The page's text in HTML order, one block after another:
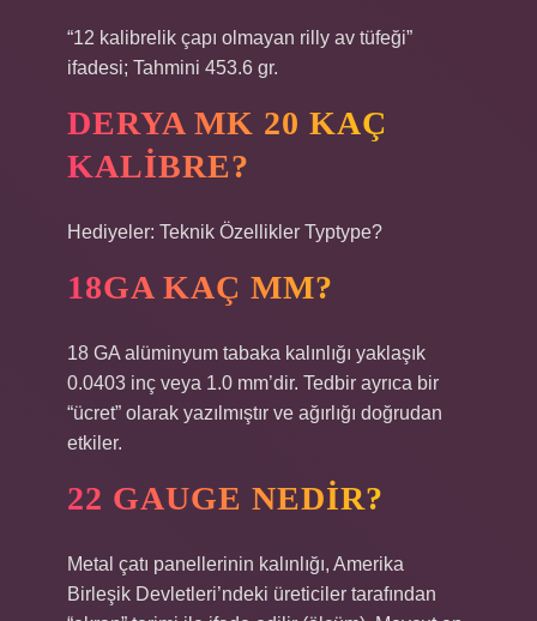
“12 kalibrelik çapı olmayan rilly av tüfeği”
ifadesi; Tahmini 453.6 gr.
DERYA MK 20 KAÇ
KALIBRE?
Hediyeler: Teknik Özellikler Typtype?
18GA KAÇ MM?
18 GA alüminyum tabaka kalınlığı yaklaşık
0.0403 inç veya 1.0 mm’dir. Tedbir ayrıca bir
“ücret” olarak yazılmıştır ve ağırlığı doğrudan
etkiler.
22 GAUGE NEDIR?
Metal çatı panellerinin kalınlığı, Amerika
Birleşik Devletleri’ndeki üreticiler tarafından